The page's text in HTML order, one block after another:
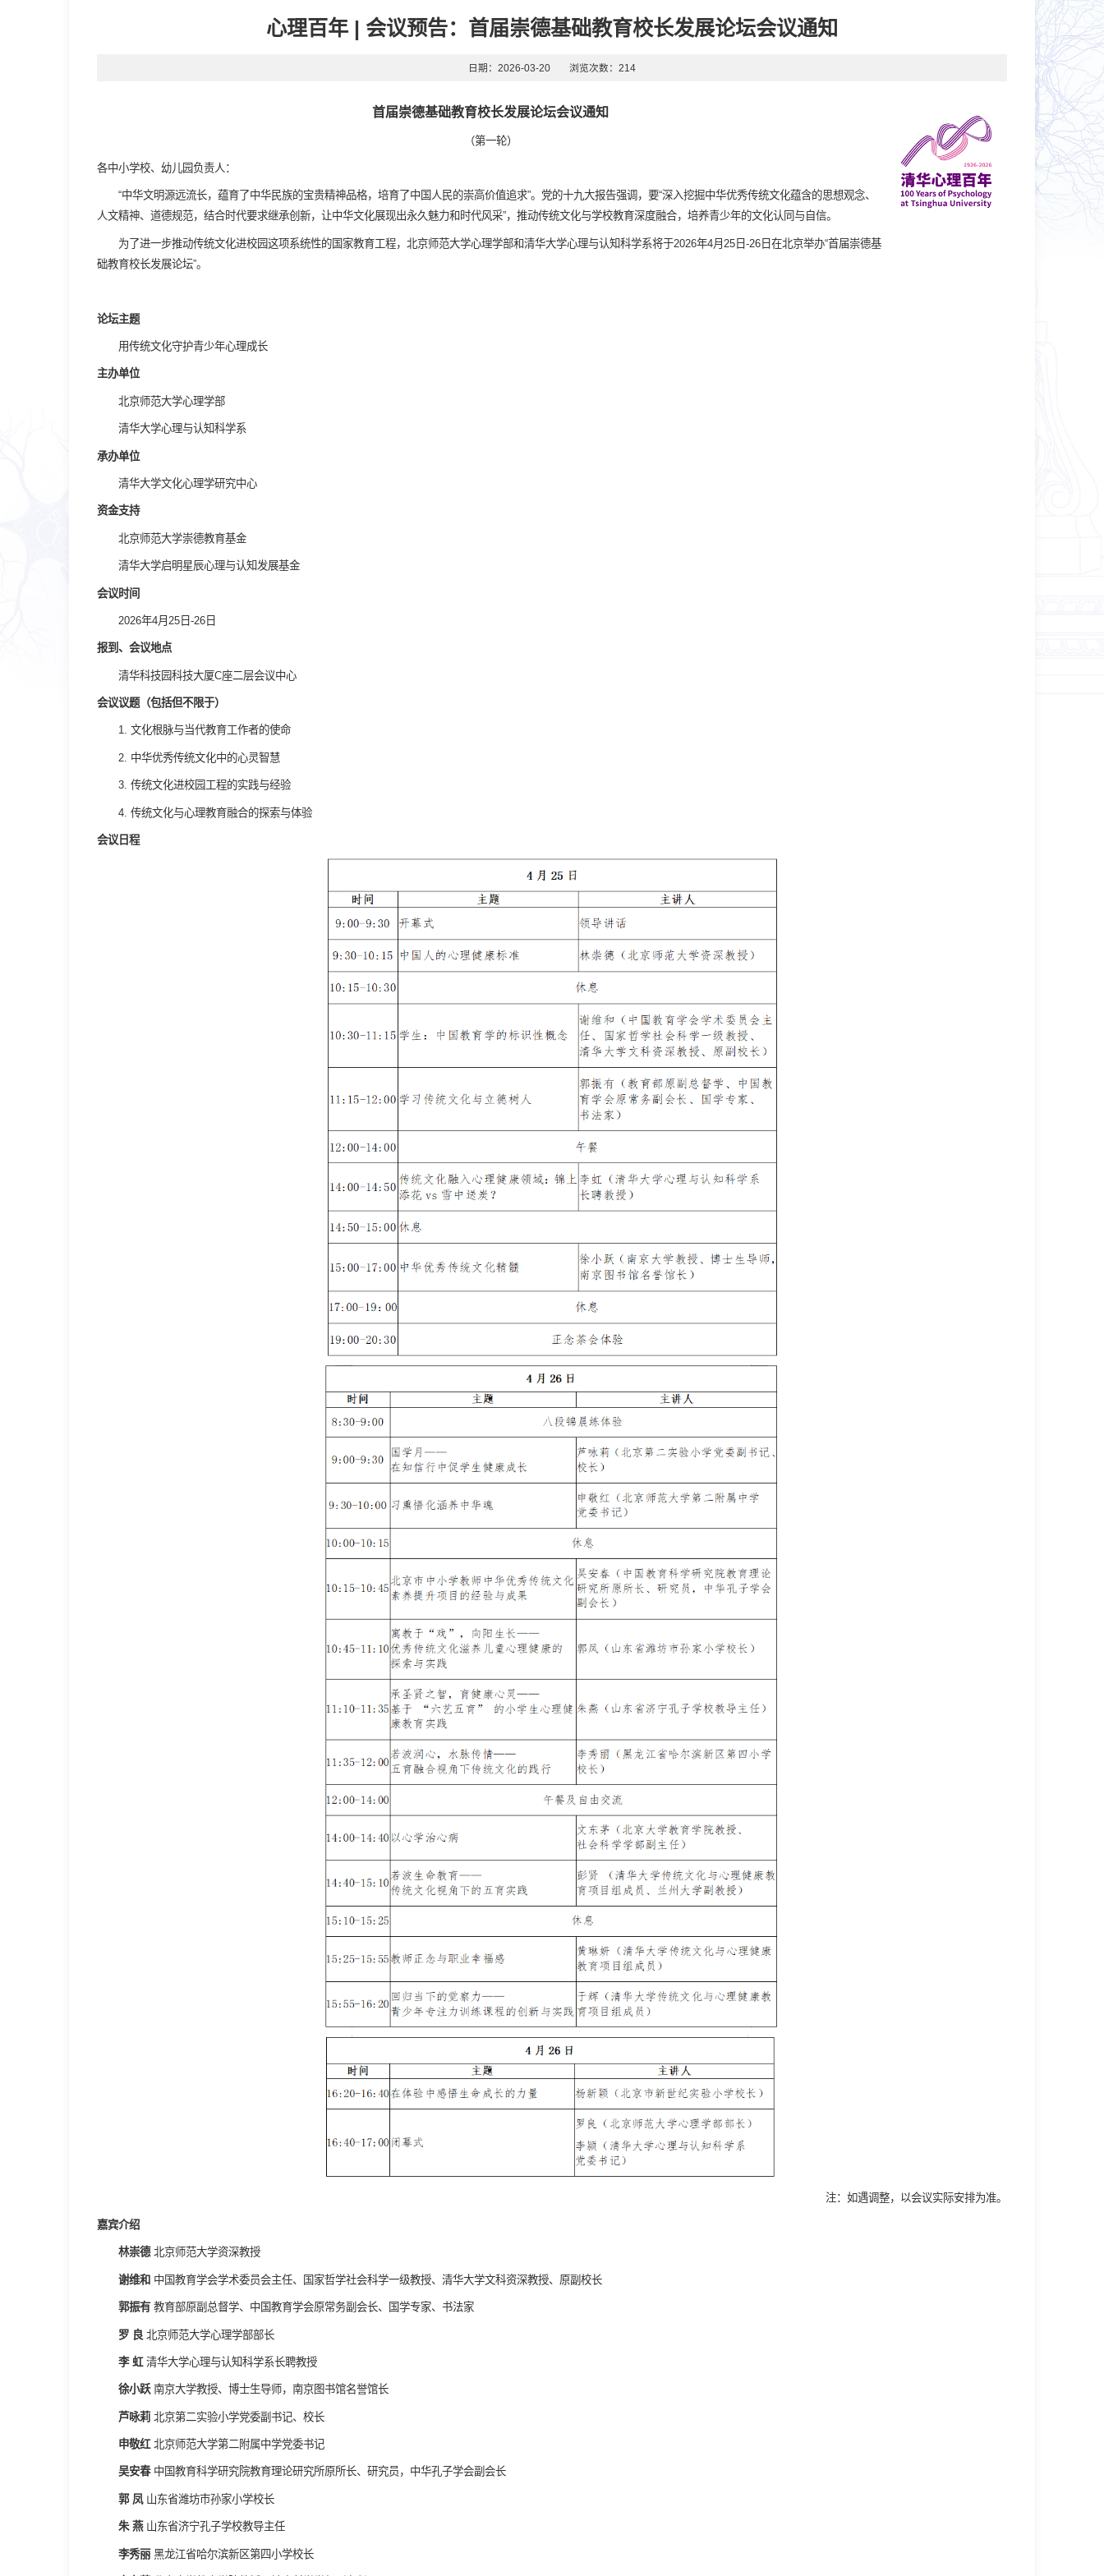
心理百年 | 会议预告：首届崇德基础教育校长发展论坛会议通知
日期：2026-03-20 浏览次数：214
首届崇德基础教育校长发展论坛会议通知
（第一轮）
各中小学校、幼儿园负责人：
“中华文明源远流长，蕴育了中华民族的宝贵精神品格，培育了中国人民的崇高价值追求”。党的十九大报告强调，要“深入挖掘中华优秀传统文化蕴含的思想观念、
人文精神、道德规范，结合时代要求继承创新，让中华文化展现出永久魅力和时代风采”，推动传统文化与学校教育深度融合，培养青少年的文化认同与自信。
为了进一步推动传统文化进校园这项系统性的国家教育工程，北京师范大学心理学部和清华大学心理与认知科学系将于2026年4月25日-26日在北京举办“首届崇德基
础教育校长发展论坛”。
论坛主题
用传统文化守护青少年心理成长
主办单位
北京师范大学心理学部
清华大学心理与认知科学系
承办单位
清华大学文化心理学研究中心
资金支持
北京师范大学崇德教育基金
清华大学启明星辰心理与认知发展基金
会议时间
2026年4月25日-26日
报到、会议地点
清华科技园科技大厦C座二层会议中心
会议议题（包括但不限于）
1. 文化根脉与当代教育工作者的使命
2. 中华优秀传统文化中的心灵智慧
3. 传统文化进校园工程的实践与经验
4. 传统文化与心理教育融合的探索与体验
会议日程
注：如遇调整，以会议实际安排为准。
嘉宾介绍
林崇德北京师范大学资深教授
谢维和 中国教育学会学术委员会主任、国家哲学社会科学一级教授、清华大学文科资深教授、原副校长
郭振有教育部原副总督学、中国教育学会原常务副会长、国学专家、书法家
罗 良 北京师范大学心理学部部长
李 虹清华大学心理与认知科学系长聘教授
徐小跃南京大学教授、博士生导师，南京图书馆名誉馆长
芦咏莉北京第二实验小学党委副书记、校长
申敬红北京师范大学第二附属中学党委书记
吴安春中国教育科学研究院教育理论研究所原所长、研究员，中华孔子学会副会长
郭 凤山东省潍坊市孙家小学校长
朱 燕山东省济宁孔子学校教导主任
李秀丽黑龙江省哈尔滨新区第四小学校长